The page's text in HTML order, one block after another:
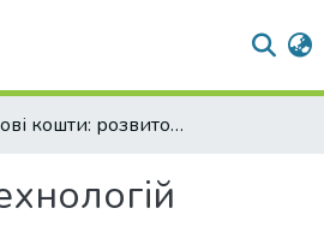
Грошові кошти: розвиток новітніх інформаційних технологій